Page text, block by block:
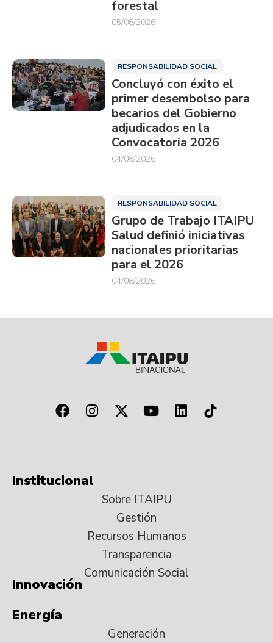
forestal
05/08/2026
RESPONSABILIDAD SOCIAL
Concluyó con éxito el
primer desembolso para
becarios del Gobierno
adjudicados en la
Convocatoria 2026
04/08/2026
RESPONSABILIDAD SOCIAL
Grupo de Trabajo ITAIPU
Salud definió iniciativas
nacionales prioritarias
para el 2026
04/08/2026
Institucional
Sobre ITAIPU
Gestión
Recursos Humanos
Transparencia
Comunicación Social
Innovación
Energía
Generación